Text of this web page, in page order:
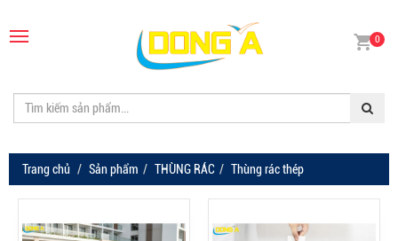
0
Trang chủ Sản phẩm THÙNG RÁC Thùng rác thép